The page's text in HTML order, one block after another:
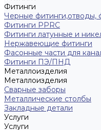
Фитинги
Черные фитинги,отводы,
Фитинги PPRC
Фитинги латунные и
Нержавеющие фитинги
Фасонные части для
Фитинги ПЭ/ПНД
Металлоизделия
Металлоизделия
Сварные заборы
Металлические столбы
Закладные детали
Услуги
Услуги